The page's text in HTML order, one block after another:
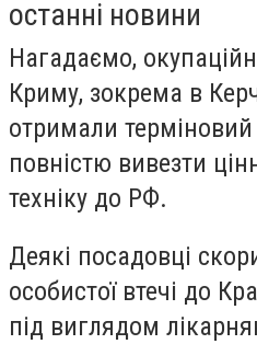
останні новини
Нагадаємо,
Криму, зокрема в
отримали
повністю вивезти
техніку до РФ.
Деякі посадовці
особистої втечі до
під виглядом